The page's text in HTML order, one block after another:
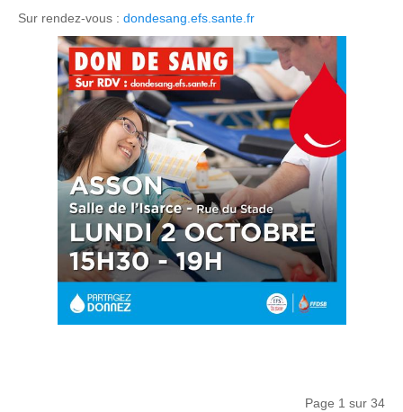
Sur rendez-vous : dondesang.efs.sante.fr
Page 1 sur 34